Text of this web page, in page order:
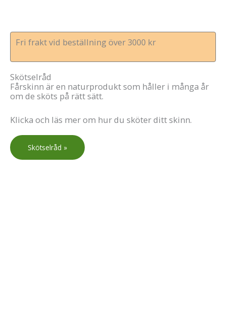
Fri frakt vid beställning över 3000 kr
Skötselråd
Fårskinn är en naturprodukt som håller i många år
om de sköts på rätt sätt.
Klicka och läs mer om hur du sköter ditt skinn.
Skötselråd »